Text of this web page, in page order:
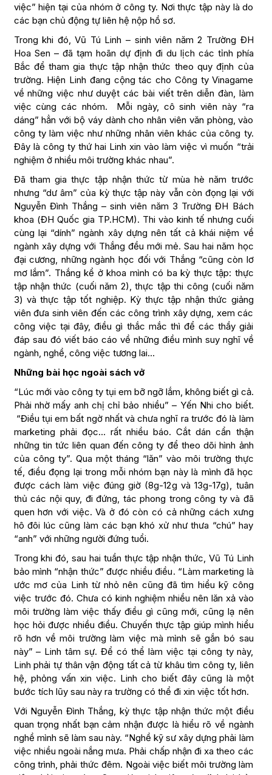
việc” hiện tại của nhóm ở công ty. Nơi thực tập này là do
các bạn chủ động tự liên hệ nộp hồ sơ.
Trong khi đó, Vũ Tú Linh – sinh viên năm 2 Trường ĐH
Hoa Sen – đã tạm hoãn dự định đi du lịch các tỉnh phía
Bắc để tham gia thực tập nhận thức theo quy định của
trường. Hiện Linh đang cộng tác cho Công ty Vinagame
về những việc như duyệt các bài viết trên diễn đàn, làm
việc cùng các nhóm. Mỗi ngày, cô sinh viên này “ra
dáng” hẳn với bộ váy dành cho nhân viên văn phòng, vào
công ty làm việc như những nhân viên khác của công ty.
Đây là công ty thứ hai Linh xin vào làm việc vì muốn “trải
nghiệm ở nhiều môi trường khác nhau”.
Đã tham gia thực tập nhận thức từ mùa hè năm trước
nhưng “dư âm” của kỳ thực tập này vẫn còn đọng lại với
Nguyễn Đình Thắng – sinh viên năm 3 Trường ĐH Bách
khoa (ĐH Quốc gia TP.HCM). Thi vào kinh tế nhưng cuối
cùng lại “dính” ngành xây dựng nên tất cả khái niệm về
ngành xây dựng với Thắng đều mới mẻ. Sau hai năm học
đại cương, những ngành học đối với Thắng “cũng còn lơ
mơ lắm”. Thắng kể ở khoa mình có ba kỳ thực tập: thực
tập nhận thức (cuối năm 2), thực tập thi công (cuối năm
3) và thực tập tốt nghiệp. Kỳ thực tập nhận thức giảng
viên đưa sinh viên đến các công trình xây dựng, xem các
công việc tại đây, điều gì thắc mắc thì để các thầy giải
đáp sau đó viết báo cáo về những điều mình suy nghĩ về
ngành, nghề, công việc tương lai…
Những bài học ngoài sách vở
“Lúc mới vào công ty tụi em bỡ ngỡ lắm, không biết gì cả.
Phải nhờ mấy anh chị chỉ bảo nhiều” – Yến Nhi cho biết.
“Điều tụi em bất ngờ nhất và chưa nghĩ ra trước đó là làm
marketing phải đọc… rất nhiều báo. Cắt dán cẩn thận
những tin tức liên quan đến công ty để theo dõi hình ảnh
của công ty”. Qua một tháng “lăn” vào môi trường thực
tế, điều đọng lại trong mỗi nhóm bạn này là mình đã học
được cách làm việc đúng giờ (8g-12g và 13g-17g), tuân
thủ các nội quy, đi đứng, tác phong trong công ty và đã
quen hơn với việc. Và ở đó còn có cả những cách xưng
hô đôi lúc cũng làm các bạn khó xử như thưa “chú” hay
“anh” với những người đứng tuổi.
Trong khi đó, sau hai tuần thực tập nhận thức, Vũ Tú Linh
bảo mình “nhận thức” được nhiều điều. “Làm marketing là
ước mơ của Linh từ nhỏ nên cũng đã tìm hiểu kỹ công
việc trước đó. Chưa có kinh nghiệm nhiều nên lăn xả vào
môi trường làm việc thấy điều gì cũng mới, cũng lạ nên
học hỏi được nhiều điều. Chuyến thực tập giúp mình hiểu
rõ hơn về môi trường làm việc mà mình sẽ gắn bó sau
này” – Linh tâm sự. Để có thể làm việc tại công ty này,
Linh phải tự thân vận động tất cả từ khâu tìm công ty, liên
hệ, phỏng vấn xin việc. Linh cho biết đây cũng là một
bước tích lũy sau này ra trường có thể đi xin việc tốt hơn.
Với Nguyễn Đình Thắng, kỳ thực tập nhận thức một điều
quan trọng nhất bạn cảm nhận được là hiểu rõ về ngành
nghề mình sẽ làm sau này. “Nghề kỹ sư xây dựng phải làm
việc nhiều ngoài nắng mưa. Phải chấp nhận đi xa theo các
công trình, phải thức đêm. Ngoài việc biết môi trường làm